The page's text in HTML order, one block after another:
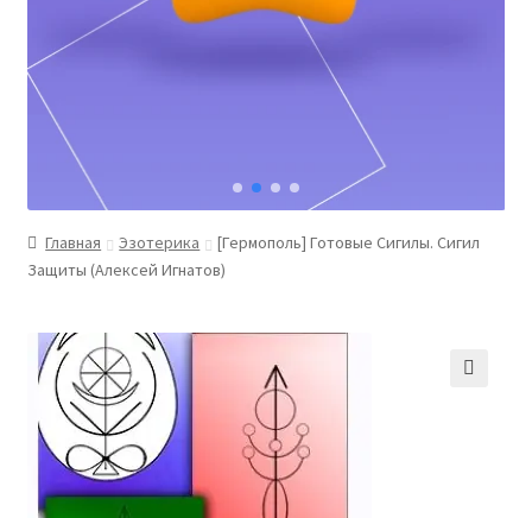
Главная Эзотерика
[Гермополь] Готовые Сигилы. Сигил
Защиты (Алексей Игнатов)